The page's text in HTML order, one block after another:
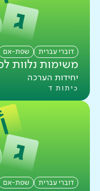
דוברי עברית שפת-אם
משימות נלוות
יחידות הערכה
כיתות ד
דוברי עברית שפת-אם